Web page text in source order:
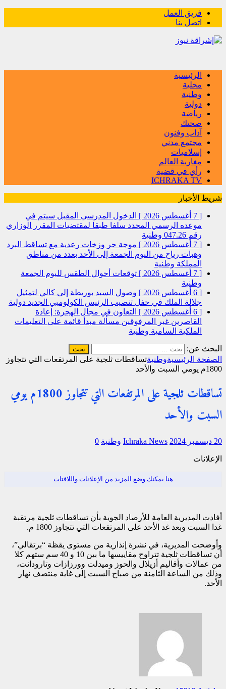
فريق العمل
اتصل بنا
الرئيسية
محلية
وطنية
دولية
رياضة
صحتك
آداب وفنون
مجتمع مدني
إسلاميات
مغاربة العالم
رأي في قضية
ICHRAKA TV
شريط الأخبار
[ 7 أغسطس 2026 ]
الدخول المدرسي المقبل سیتم في
موعده الرسمي المحدد سلفا طبقا لمقتضیات المقرر الوزاري
رقم 047.26
وطنية
[ 7 أغسطس 2026 ]
موجة حر وزخات رعدية مع تساقط البرد
وهبات رياح من اليوم الجمعة إلى الأحد بعدد من مناطق
المملكة وطنية
[ 7 أغسطس 2026 ]
توقعات أحوال الطقس لليوم الجمعة
وطنية
[ 6 أغسطس 2026 ]
وصول السيد بوريطة إلى كالي لتمثيل
جلالة الملك في حفل تنصيب الرئيس الكولومبي الجديد دولية
[ 6 أغسطس 2026 ]
التعاون في مجال الهجرة: إعادة
القاصرين غير المرفوقين مسألة مبدأ قائمة على التعليمات
الملكية السامية وطنية
البحث عن:
الصفحة الرئيسيةوطنيةتساقطات ثلجية على المرتفعات التي تتجاوز
1800م يومي السبت والأحد
تساقطات ثلجية على المرتفعات التي تتجاوز 1800م يومي
السبت والأحد
20 ديسمبر 2024 Ichraka News وطنية 0
الإعلانات
هنا يمكنك وضع المزيد من الإعلانات واللافتات
أفادت المديرية العامة للأرصاد الجوية بأن تساقطات ثلجية مرتقبة
غدا السبت وبعد غد الأحد على المرتفعات التي تتجاوز 1800 م.
وأوضحت المديرية، في نشرة إنذارية من مستوى يقظة “برتقالي”،
أن تساقطات ثلجية تتراوح مقاييسها ما بين 10 و 40 سم ستهم كلا
من عمالات وأقاليم أزيلال والحوز وميدلت وورزازات وتارودانت،
وذلك من الساعة الثامنة من صباح السبت إلى غاية منتصف نهار
الأحد.